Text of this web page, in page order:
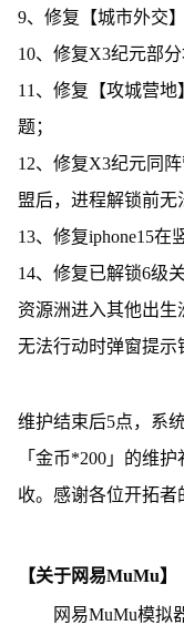
9、修复【城市外交
10、修复X3纪元部
11、修复【攻城营
题；
12、修复X3纪元同
盟后，进程解锁前无
13、修复iphone15在
14、修复已解锁6级
资源洲进入其他出生
无法行动时弹窗提示
维护结束后5点，系
「金币*200」的维
收。感谢各位开拓者
【关于网易MuMu】
网易MuMu模拟